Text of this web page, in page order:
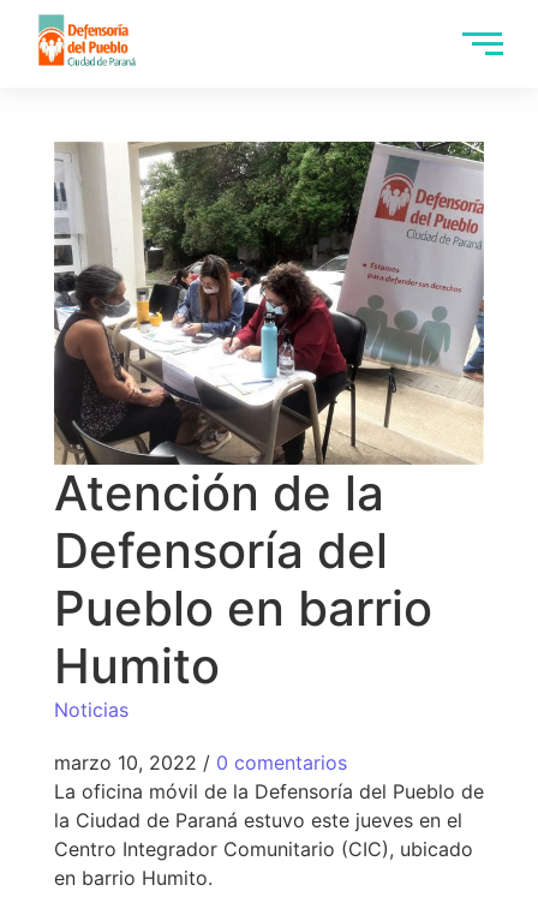
Atención de la
Defensoría del
Pueblo en barrio
Humito
Noticias
marzo 10, 2022 / 0 comentarios
La oficina móvil de la Defensoría del Pueblo de
la Ciudad de Paraná estuvo este jueves en el
Centro Integrador Comunitario (CIC), ubicado
en barrio Humito.